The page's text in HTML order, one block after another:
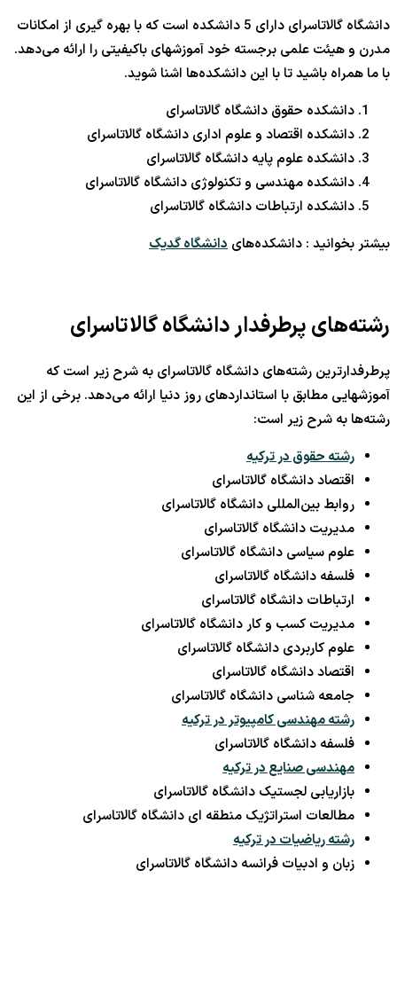
دانشگاه گالاتاسرای دارای 5 دانشکده است که با بهره گیری از امکانات
مدرن و هیئت علمی برجسته خود آموزشهای باکیفیتی را ارائه می‌دهد.
با ما همراه باشید تا با این دانشکده‌ها اشنا شوید.
دانشکده حقوق دانشگاه گالاتاسرای
دانشکده اقتصاد و علوم اداری دانشگاه گالاتاسرای
دانشکده علوم پایه دانشگاه گالاتاسرای
دانشکده مهندسی و تکنولوژی دانشگاه گالاتاسرای
دانشکده ارتباطات دانشگاه گالاتاسرای
بیشتر بخوانید : دانشکده‌های دانشگاه گدیک
رشته‌های پرطرفدار دانشگاه گالاتاسرای
پرطرفدارترین رشته‌های دانشگاه گالاتاسرای به شرح زیر است که
آموزشهایی مطابق با استانداردهای روز دنیا ارائه می‌دهد. برخی از این
رشته‌ها به شرح زیر است:
رشته حقوق در ترکیه
اقتصاد دانشگاه گالاتاسرای
روابط بین‌المللی دانشگاه گالاتاسرای
مدیریت دانشگاه گالاتاسرای
علوم سیاسی دانشگاه گالاتاسرای
فلسفه دانشگاه گالاتاسرای
ارتباطات دانشگاه گالاتاسرای
مدیریت کسب و کار دانشگاه گالاتاسرای
علوم کاربردی دانشگاه گالاتاسرای
اقتصاد دانشگاه گالاتاسرای
جامعه شناسی دانشگاه گالاتاسرای
رشته مهندسی کامپیوتر در ترکیه
فلسفه دانشگاه گالاتاسرای
مهندسی صنایع در ترکیه
بازاریابی لجستیک دانشگاه گالاتاسرای
مطالعات استراتژیک منطقه ای دانشگاه گالاتاسرای
رشته ریاضیات در ترکیه
زبان و ادبیات فرانسه دانشگاه گالاتاسرای